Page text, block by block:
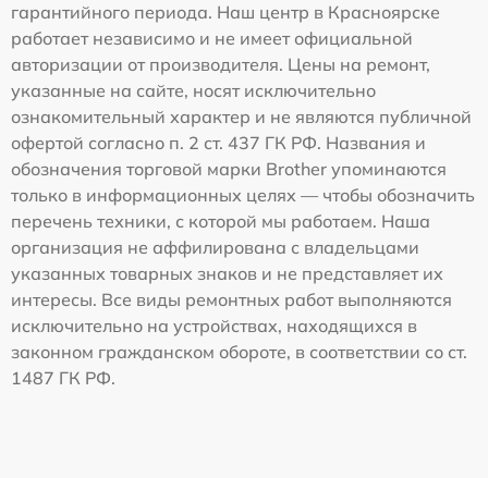
гарантийного периода. Наш центр в Красноярске
работает независимо и не имеет официальной
авторизации от производителя. Цены на ремонт,
указанные на сайте, носят исключительно
ознакомительный характер и не являются публичной
офертой согласно п. 2 ст. 437 ГК РФ. Названия и
обозначения торговой марки Brother упоминаются
только в информационных целях — чтобы обозначить
перечень техники, с которой мы работаем. Наша
организация не аффилирована с владельцами
указанных товарных знаков и не представляет их
интересы. Все виды ремонтных работ выполняются
исключительно на устройствах, находящихся в
законном гражданском обороте, в соответствии со ст.
1487 ГК РФ.